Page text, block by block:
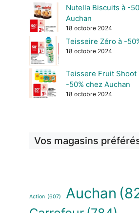
Nutella Biscuits à -
Auchan
18 octobre 2024
Teisseire Zéro à -
18 octobre 2024
Teissere Fruit Shoot
-50% chez Auchan
18 octobre 2024
Vos magasins
Action (607) Auchan